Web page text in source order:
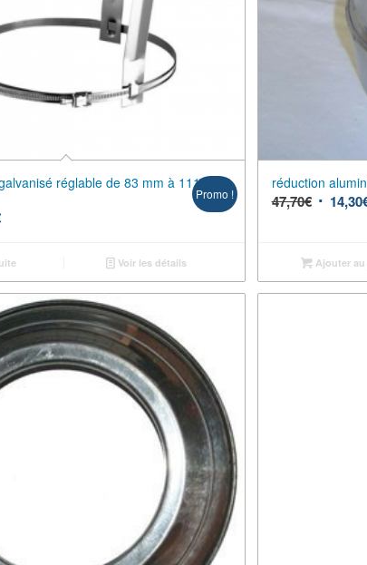
réglable de 83 mm à 111
Promo !
Voir les détails
réduction
47,70€ 14,30
Ajouter